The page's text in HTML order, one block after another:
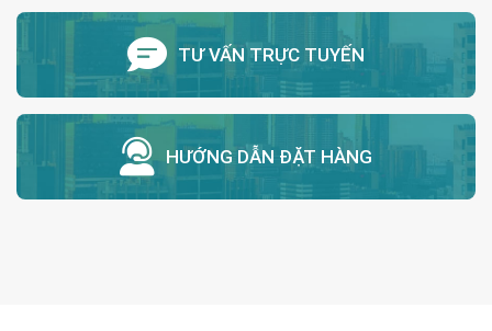
TƯ VẤN TRỰC TUYẾN
HƯỚNG DẪN ĐẶT HÀNG